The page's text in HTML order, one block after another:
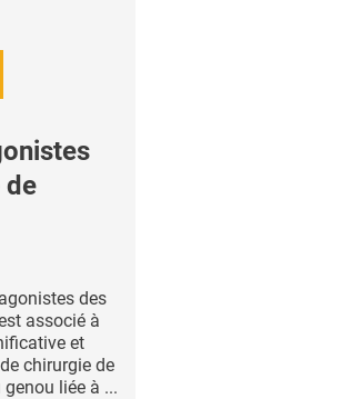
de
des
associé à
et
chirurgie de
liée à ...